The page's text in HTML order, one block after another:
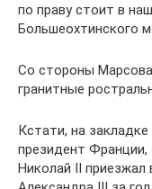
по праву стоит в
Большеохтинского
Со стороны
гранитные
Кстати, на
президент
Николай II